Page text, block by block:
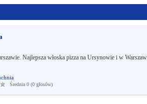
Najlepsza włoska pizza na Ursynowie i w
Średnia 0 (0 głosów)